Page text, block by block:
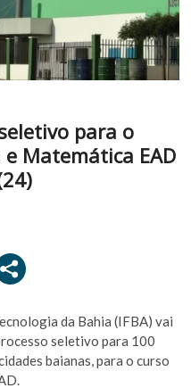
para o
Matemática EAD
da Bahia (IFBA) vai
seletivo para 100
baianas, para o curso